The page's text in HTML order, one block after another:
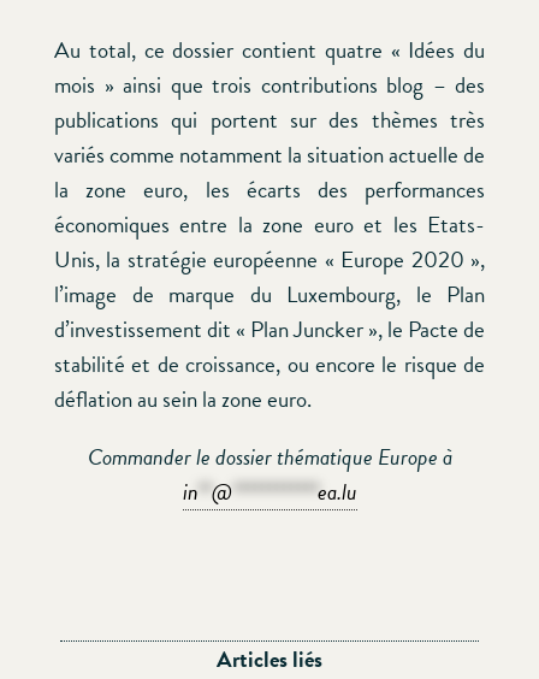
Au total, ce dossier contient quatre « Idées du
mois » ainsi que trois contributions blog – des
publications qui portent sur des thèmes très
variés comme notamment la situation actuelle de
la zone euro, les écarts des performances
économiques entre la zone euro et les Etats-
Unis, la stratégie européenne « Europe 2020 »,
l’image de marque du Luxembourg, le Plan
d’investissement dit « Plan Juncker », le Pacte de
stabilité et de croissance, ou encore le risque de
déflation au sein la zone euro.
Commander le dossier thématique Europe à
in**@************ea.lu
Articles liés